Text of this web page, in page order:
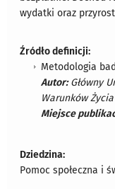
wydatki oraz
Źródło definicji:
Metodologia
Autor:Główny
Warunków Życia
Miejsce
Dziedzina:
Pomoc społeczna i